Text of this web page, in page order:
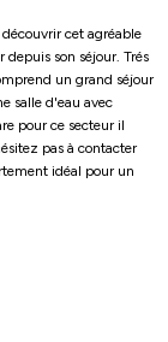
cet agréable
son séjour. Trés
un grand séjour
salle d'eau avec
pour ce secteur il
pas à contacter
idéal pour un